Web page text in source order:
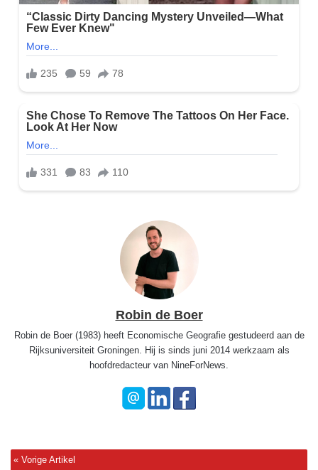
Robin de Boer
Robin de Boer (1983) heeft Economische Geografie gestudeerd aan de
Rijksuniversiteit Groningen. Hij is sinds juni 2014 werkzaam als
hoofdredacteur van NineForNews.